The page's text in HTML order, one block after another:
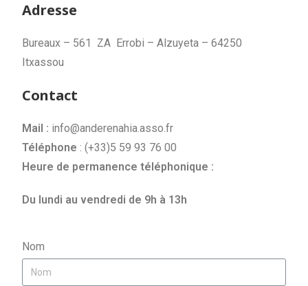
Adresse
Bureaux – 561 ZA Errobi – Alzuyeta – 64250
Itxassou
Contact
Mail : info@anderenahia.asso.fr
Téléphone: (+33)5 59 93 76 00
Heure de permanence téléphonique :
Du lundi au vendredi de 9h à 13h
Nom